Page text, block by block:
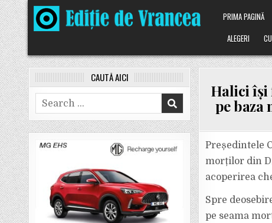
Skip
to
content
PRIMA PAGINĂ
ALEGERI
Halici își
pe baza
Președintele
morților din
acoperirea
Spre
pe seama
CAUTĂ AICI
Search
for: